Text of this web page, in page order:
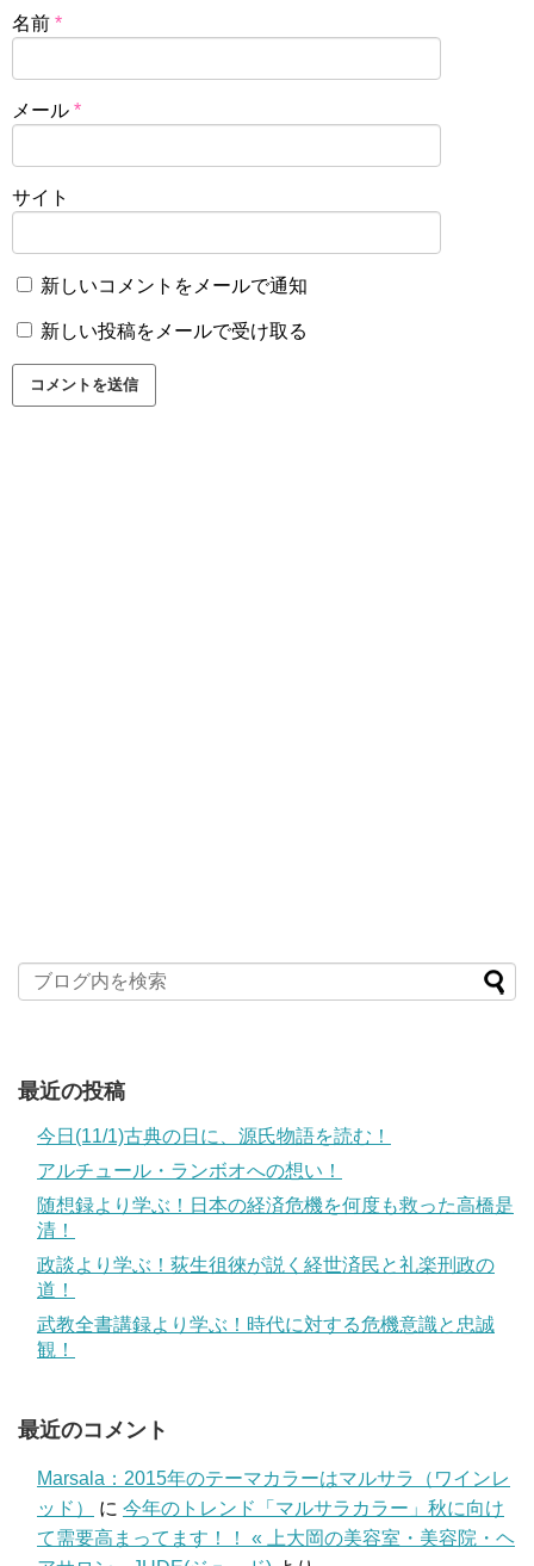
名前 *
メール *
サイト
新しいコメントをメールで通知
新しい投稿をメールで受け取る
最近の投稿
今日(11/1)古典の日に、源氏物語を読む！
アルチュール・ランボオへの想い！
随想録より学ぶ！日本の経済危機を何度も救った高橋是
清！
政談より学ぶ！荻生徂徠が説く経世済民と礼楽刑政の
道！
武教全書講録より学ぶ！時代に対する危機意識と忠誠
観！
最近のコメント
Marsala：2015年のテーマカラーはマルサラ（ワインレ
ッド）
に 今年のトレンド「マルサラカラー」秋に向け
て需要高まってます！！ « 上大岡の美容室・美容院・ヘ